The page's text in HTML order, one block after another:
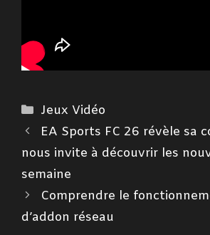
Catégories
Jeux Vidéo
EA Sports FC 26 révèle sa
nous invite à découvrir les
semaine
Comprendre le
d’addon réseau